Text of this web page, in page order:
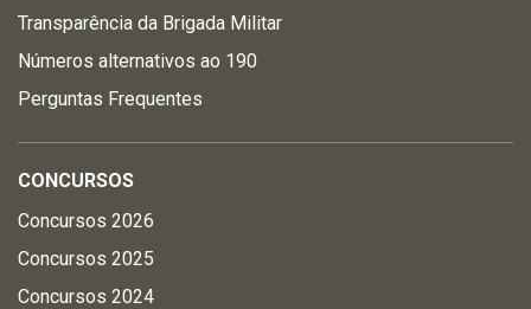
Transparência da Brigada Militar
Números alternativos ao 190
Perguntas Frequentes
CONCURSOS
Concursos 2026
Concursos 2025
Concursos 2024